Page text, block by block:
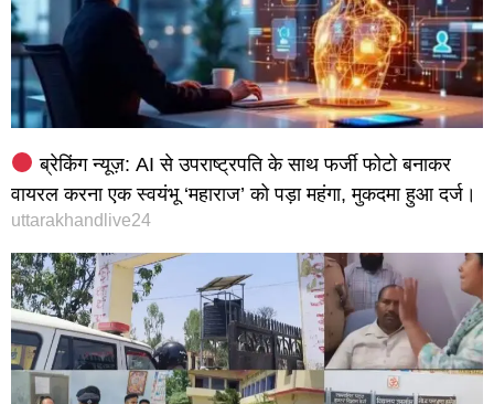
ब्रेकिंग न्यूज़: AI से उपराष्ट्रपति के साथ फर्जी फोटो बनाकर
वायरल करना एक स्वयंभू ‘महाराज’ को पड़ा महंगा, मुकदमा हुआ दर्ज।
uttarakhandlive24